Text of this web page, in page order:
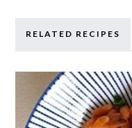
RELATED RECIPES